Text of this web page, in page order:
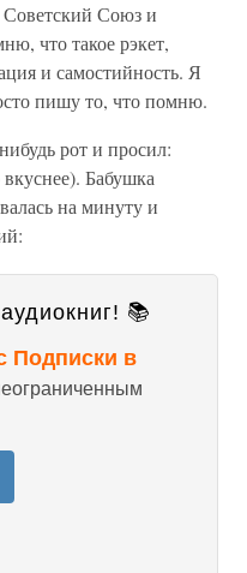
Союз и
что такое рэкет,
и самостийность. Я
пишу то, что помню.
рот и просил:
Бабушка
на минуту и
📚
Подписки в